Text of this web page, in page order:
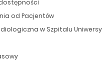
od Pacjentów
w Szpitalu